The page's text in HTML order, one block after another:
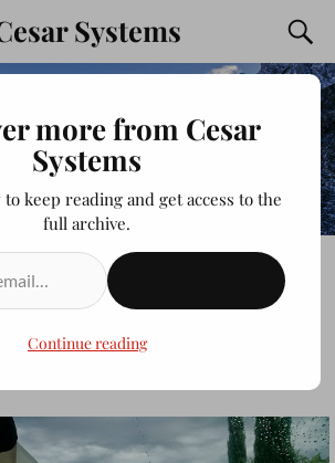
Systems
RAIN
more from Cesar
Systems
keep reading and get access to the
full archive.
Continue reading